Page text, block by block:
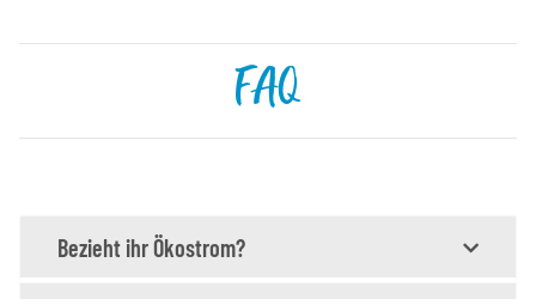
FAQ
Bezieht ihr Ökostrom?